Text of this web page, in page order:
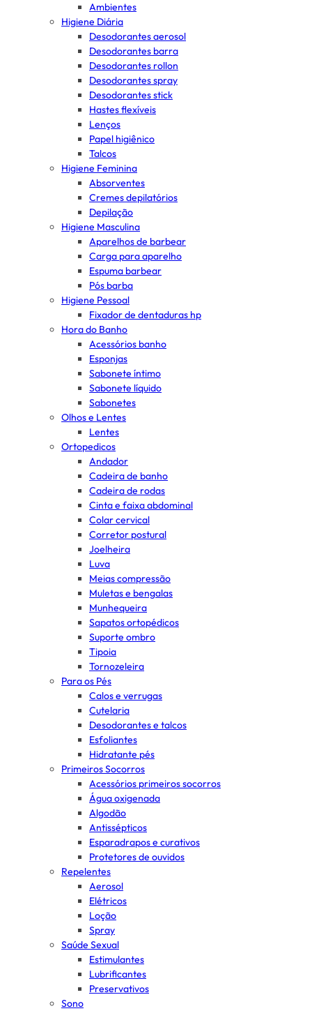
Ambientes
Higiene Diária
Desodorantes aerosol
Desodorantes barra
Desodorantes rollon
Desodorantes spray
Desodorantes stick
Hastes flexíveis
Lenços
Papel higiênico
Talcos
Higiene Feminina
Absorventes
Cremes depilatórios
Depilação
Higiene Masculina
Aparelhos de barbear
Carga para aparelho
Espuma barbear
Pós barba
Higiene Pessoal
Fixador de dentaduras hp
Hora do Banho
Acessórios banho
Esponjas
Sabonete íntimo
Sabonete líquido
Sabonetes
Olhos e Lentes
Lentes
Ortopedicos
Andador
Cadeira de banho
Cadeira de rodas
Cinta e faixa abdominal
Colar cervical
Corretor postural
Joelheira
Luva
Meias compressão
Muletas e bengalas
Munhequeira
Sapatos ortopédicos
Suporte ombro
Tipoia
Tornozeleira
Para os Pés
Calos e verrugas
Cutelaria
Desodorantes e talcos
Esfoliantes
Hidratante pés
Primeiros Socorros
Acessórios primeiros socorros
Água oxigenada
Algodão
Antissépticos
Esparadrapos e curativos
Protetores de ouvidos
Repelentes
Aerosol
Elétricos
Loção
Spray
Saúde Sexual
Estimulantes
Lubrificantes
Preservativos
Sono